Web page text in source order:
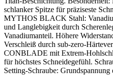
schlanker Spitze für präziseste
MYTHOS BLACK Stahl:
und Langlebigkeit durch
Vanadiumanteil. Höhere
Verschleiß durch sub-zero-
CONBLADE mit Extrem-
für höchstes Schneidegefühl.
Setting-Schraube: